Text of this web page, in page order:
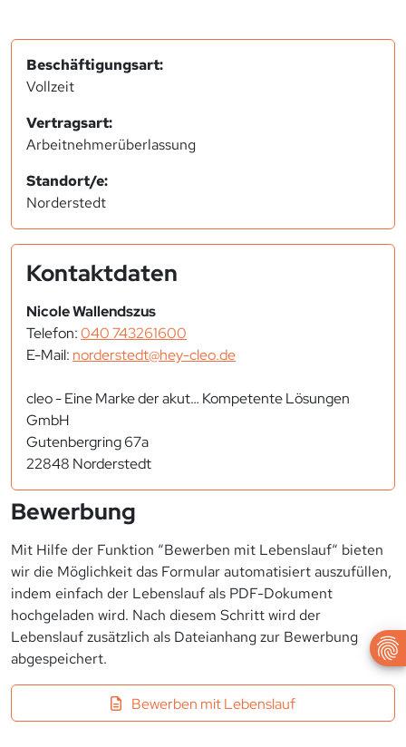
Beschäftigungsart:
Vollzeit
Vertragsart:
Arbeitnehmerüberlassung
Standort/e:
Norderstedt
Kontaktdaten
Nicole Wallendszus
Telefon:040 743261600
E-Mail: norderstedt@hey-cleo.de
cleo - Eine Marke der akut… Kompetente Lösungen
GmbH
Gutenbergring 67a
22848 Norderstedt
Bewerbung
Mit Hilfe der Funktion “Bewerben mit Lebenslauf“ bieten
wir die Möglichkeit das Formular automatisiert auszufüllen,
indem einfach der Lebenslauf als PDF-Dokument
hochgeladen wird. Nach diesem Schritt wird der
Lebenslauf zusätzlich als Dateianhang zur Bewerbung
abgespeichert.
Bewerben mit Lebenslauf